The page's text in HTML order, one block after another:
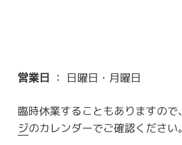
営業日 ： 日曜日・月曜日
臨時休業することもありますので、
ジのカレンダーでご確認ください。